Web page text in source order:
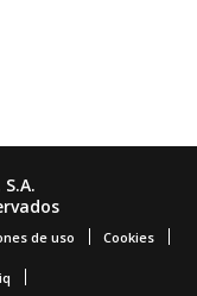
de uso Cookies